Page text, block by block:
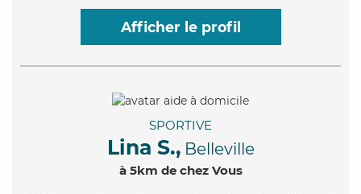
Afficher le profil
SPORTIVE
Lina S., Belleville
à 5km de chez Vous